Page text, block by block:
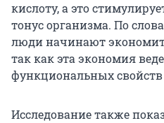
кислоту, а это
тонус организма. По
люди начинают
так как эта экономия
функциональных
Исследование также